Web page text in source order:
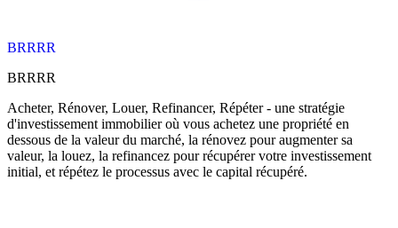
BRRRR
BRRRR
Acheter, Rénover, Louer, Refinancer, Répéter - une stratégie
d'investissement immobilier où vous achetez une propriété en
dessous de la valeur du marché, la rénovez pour augmenter sa
valeur, la louez, la refinancez pour récupérer votre investissement
initial, et répétez le processus avec le capital récupéré.